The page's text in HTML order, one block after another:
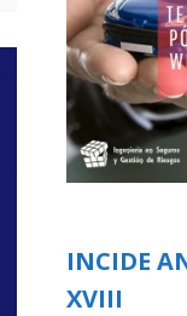
INCIDE
XVIII